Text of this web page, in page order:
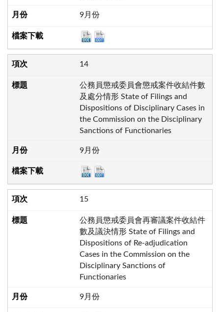
9月份
14
公務員懲戒委員會懲戒案件收結件數
及處分情形 State of Filings and
Dispositions of Disciplinary Cases in
the Commission on the Disciplinary
Sanctions of Functionaries
9月份
15
公務員懲戒委員會再審議案件收結件
數及議決情形 State of Filings and
Dispositions of Re-adjudication
Cases in the Commission on the
Disciplinary Sanctions of
Functionaries
9月份